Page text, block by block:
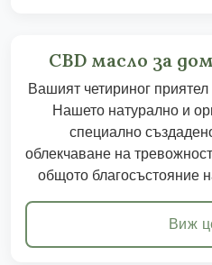
CBD масло за
Вашият четириног
Нашето натурално и
специално
облекчаване на
общото благосъстояние
Виж